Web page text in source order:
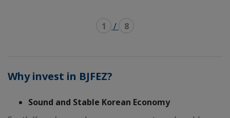
1 / 8
Why invest in BJFEZ?
Sound and Stable Korean Economy